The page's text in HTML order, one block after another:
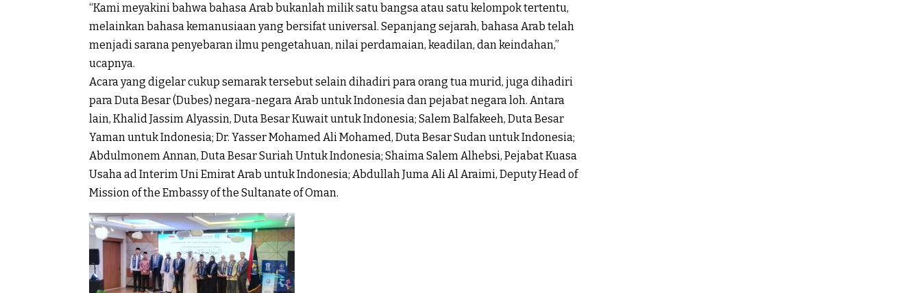
“Kami meyakini bahwa bahasa Arab bukanlah milik satu bangsa atau satu kelompok tertentu,
melainkan bahasa kemanusiaan yang bersifat universal. Sepanjang sejarah, bahasa Arab telah
menjadi sarana penyebaran ilmu pengetahuan, nilai perdamaian, keadilan, dan keindahan,”
ucapnya.
Acara yang digelar cukup semarak tersebut selain dihadiri para orang tua murid, juga dihadiri
para Duta Besar (Dubes) negara-negara Arab untuk Indonesia dan pejabat negara loh. Antara
lain, Khalid Jassim Alyassin, Duta Besar Kuwait untuk Indonesia; Salem Balfakeeh, Duta Besar
Yaman untuk Indonesia; Dr. Yasser Mohamed Ali Mohamed, Duta Besar Sudan untuk Indonesia;
Abdulmonem Annan, Duta Besar Suriah Untuk Indonesia; Shaima Salem Alhebsi, Pejabat Kuasa
Usaha ad Interim Uni Emirat Arab untuk Indonesia; Abdullah Juma Ali Al Araimi, Deputy Head of
Mission of the Embassy of the Sultanate of Oman.